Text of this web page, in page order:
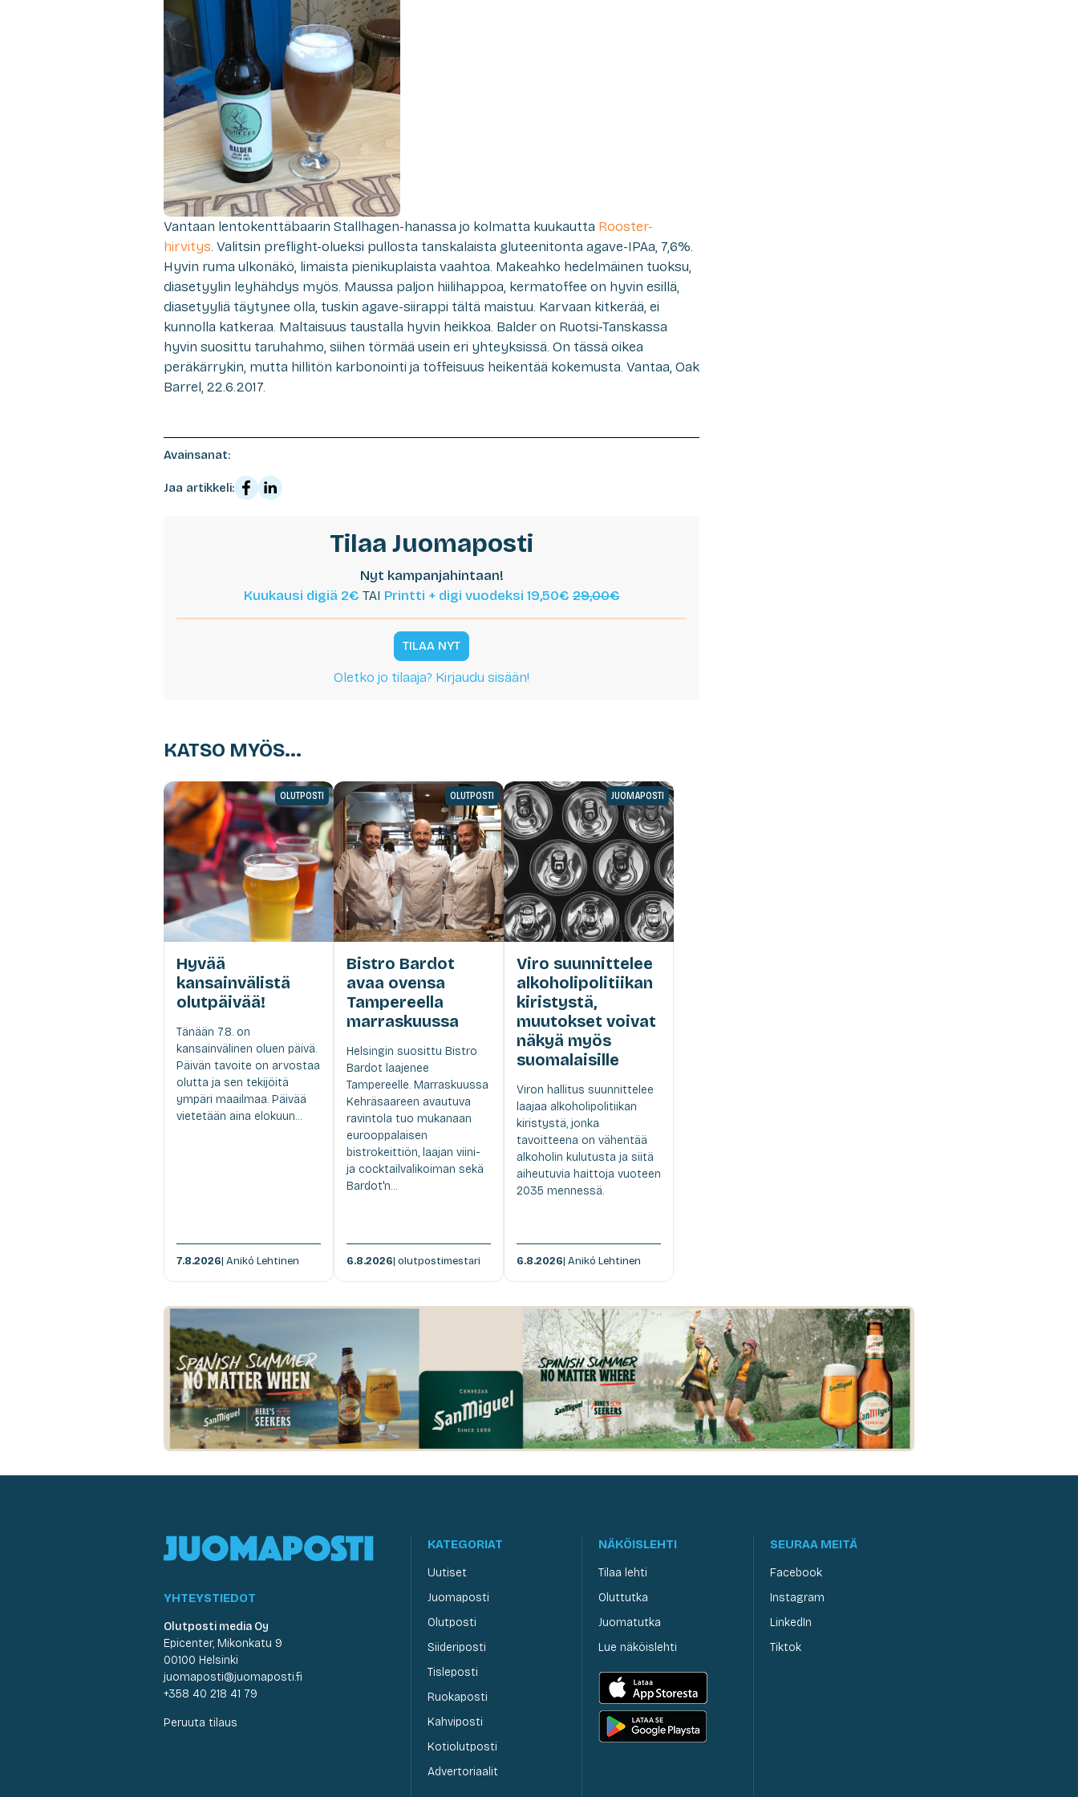
Vantaan lentokenttäbaarin Stallhagen-hanassa jo kolmatta kuukautta Rooster-
hirvitys. Valitsin preflight-olueksi pullosta tanskalaista gluteenitonta agave-IPAa, 7,6%.
Hyvin ruma ulkonäkö, limaista pienikuplaista vaahtoa. Makeahko hedelmäinen tuoksu,
diasetyylin leyhähdys myös. Maussa paljon hiilihappoa, kermatoffee on hyvin esillä,
diasetyyliä täytynee olla, tuskin agave-siirappi tältä maistuu. Karvaan kitkerää, ei
kunnolla katkeraa. Maltaisuus taustalla hyvin heikkoa. Balder on Ruotsi-Tanskassa
hyvin suosittu taruhahmo, siihen törmää usein eri yhteyksissä. On tässä oikea
peräkärrykin, mutta hillitön karbonointi ja toffeisuus heikentää kokemusta. Vantaa, Oak
Barrel, 22.6.2017.
Avainsanat:
Jaa artikkeli:
Tilaa Juomaposti
Nyt kampanjahintaan!
Kuukausi digiä 2€ TAI Printti + digi vuodeksi 19,50€29,00€
TILAA NYT
Oletko jo tilaaja? Kirjaudu sisään!
KATSO MYÖS...
OLUTPOSTI
Hyvää
kansainvälistä
olutpäivää!
Tänään 7.8. on
kansainvälinen oluen päivä.
Päivän tavoite on arvostaa
olutta ja sen tekijöitä
ympäri maailmaa. Päivää
vietetään aina elokuun...
7.8.2026| Anikó Lehtinen
OLUTPOSTI
Bistro Bardot
avaa ovensa
Tampereella
marraskuussa
Helsingin suosittu Bistro
Bardot laajenee
Tampereelle. Marraskuussa
Kehräsaareen avautuva
ravintola tuo mukanaan
eurooppalaisen
bistrokeittiön, laajan viini-
ja cocktailvalikoiman sekä
Bardot'n...
6.8.2026| olutpostimestari
JUOMAPOSTI
Viro suunnittelee
alkoholipolitiikan
kiristystä,
muutokset voivat
näkyä myös
suomalaisille
Viron hallitus suunnittelee
laajaa alkoholipolitiikan
kiristystä, jonka
tavoitteena on vähentää
alkoholin kulutusta ja siitä
aiheutuvia haittoja vuoteen
2035 mennessä.
6.8.2026| Anikó Lehtinen
YHTEYSTIEDOT
Olutposti media Oy
Epicenter, Mikonkatu 9
00100 Helsinki
juomaposti@juomaposti.fi
+358 40 218 41 79
Peruuta tilaus
KATEGORIAT
Uutiset
Juomaposti
Olutposti
Siideriposti
Tisleposti
Ruokaposti
Kahviposti
Kotiolutposti
Advertoriaalit
NÄKÖISLEHTI
Tilaa lehti
Oluttutka
Juomatutka
Lue näköislehti
SEURAA MEITÄ
Facebook
Instagram
LinkedIn
Tiktok